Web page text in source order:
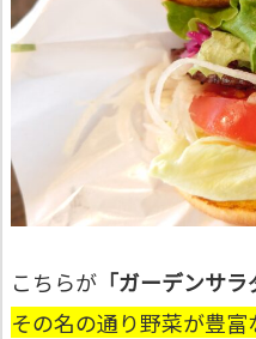
こちらが 「ガーデンサラ
その名の通り野菜が豊富